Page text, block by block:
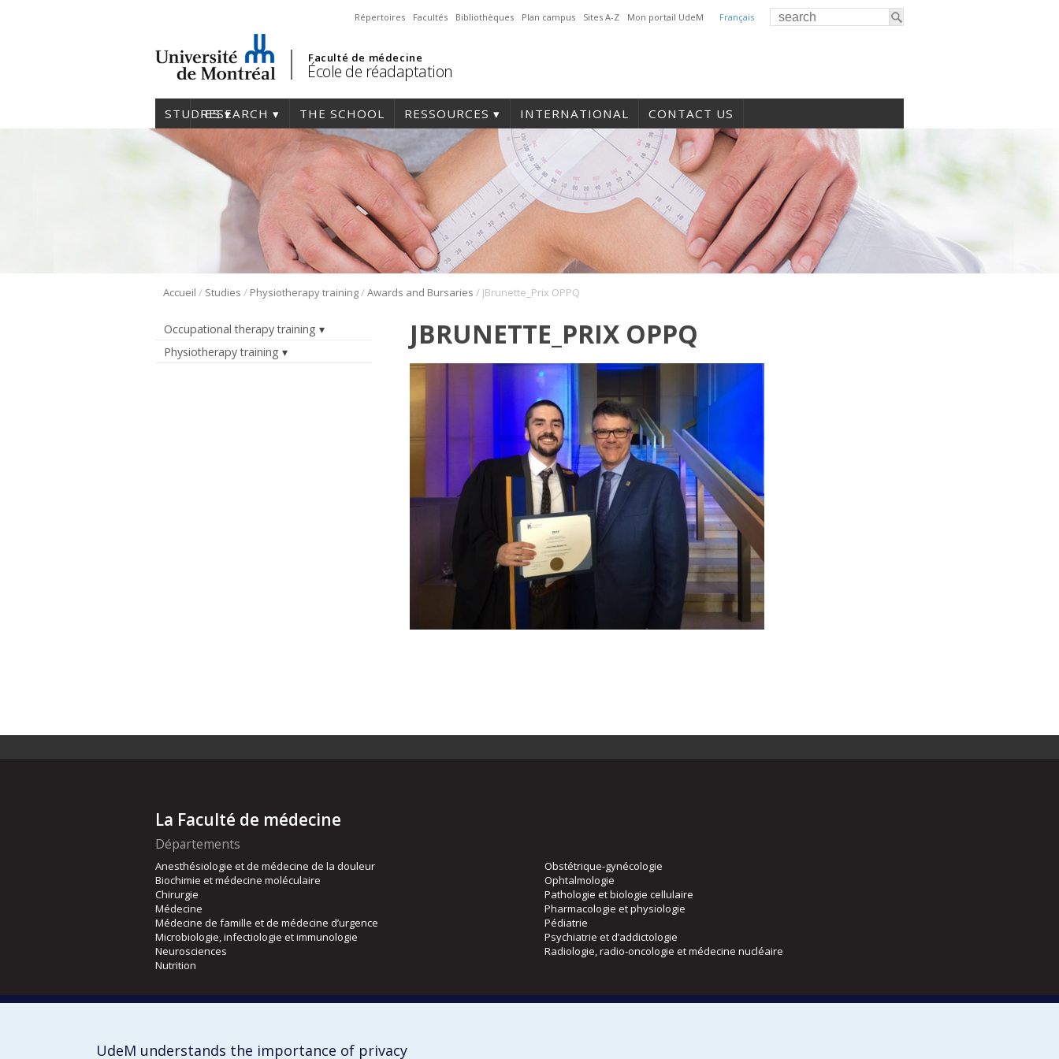
Français
Répertoires Facultés Bibliothèques Plan campus Sites A-Z Mon portail UdeM
Faculté de médecine
École de réadaptation
STUDIESRESEARCH THE SCHOOL RESSOURCES INTERNATIONAL CONTACT US
Accueil / Studies / Physiotherapy training/Awards and Bursaries / JBrunette_Prix OPPQ
Occupational therapy training
Physiotherapy training
JBRUNETTE_PRIX OPPQ
La Faculté de médecine
Départements
Anesthésiologie et de médecine de la douleur
Biochimie et médecine moléculaire
Chirurgie
Médecine
Médecine de famille et de médecine d’urgence
Microbiologie, infectiologie et immunologie
Neurosciences
Nutrition
Obstétrique-gynécologie
Ophtalmologie
Pathologie et biologie cellulaire
Pharmacologie et physiologie
Pédiatrie
Psychiatrie et d’addictologie
Radiologie, radio-oncologie et médecine nucléaire
Écoles
Réadaptation
Directions
UdeM understands the importance of privacy